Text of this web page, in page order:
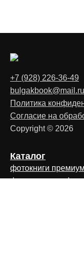
+7 (928) 226-36-49
bulgakbook@mail.ru
Политика
Согласие на
Copyright © 2026
Каталог
фотокниги премиум
фотокниги комфорт